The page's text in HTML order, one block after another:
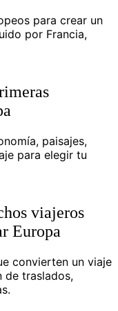
para crear un
por Francia,
paisajes,
para elegir tu
viajeros
Europa
convierten un viaje
de traslados,